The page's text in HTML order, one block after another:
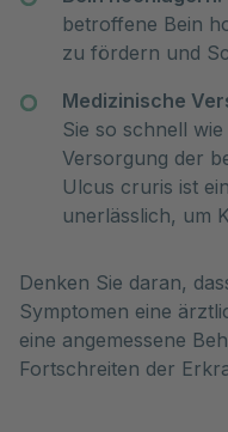
betroffene Bein
zu fördern und
Medizinische
Sie so schnell
Versorgung der
Ulcus cruris ist
unerlässlich, um
Denken Sie daran,
Symptomen eine
eine angemessene
Fortschreiten der